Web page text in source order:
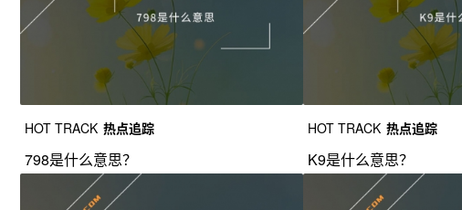
HOT TRACK 热点追踪
798是什么意思？
HOT TRACK 热点追踪
K9是什么意思？